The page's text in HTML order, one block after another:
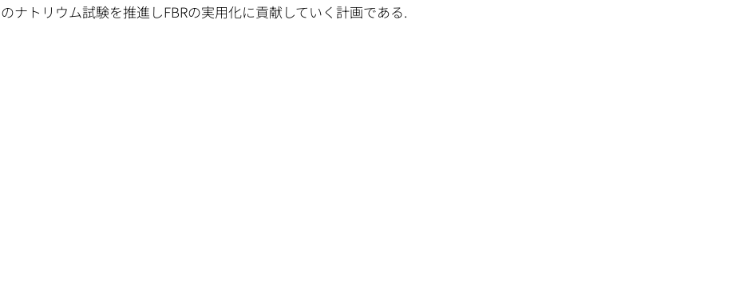
のナトリウム試験を推進しFBRの実用化に貢献していく計画である.